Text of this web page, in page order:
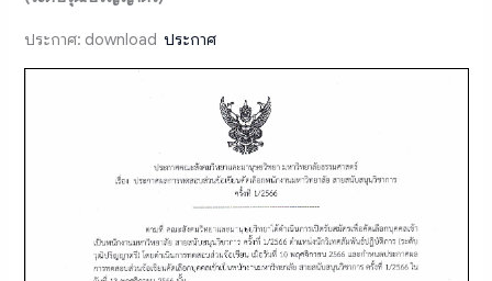
ประกาศ: downloadประกาศ